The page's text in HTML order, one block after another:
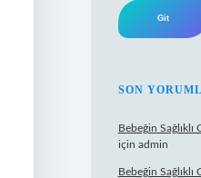
SON
Bebeğin
için admin
Bebeğin